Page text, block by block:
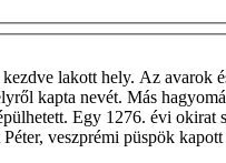
lakott hely. Az avarok
kapta nevét. Más
Egy 1276. évi okirat
veszprémi püspök